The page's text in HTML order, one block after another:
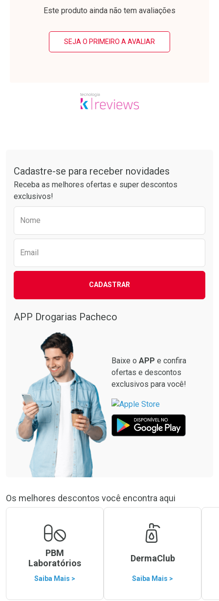
Laboratório
Por R$ 21,86/cada
Por Menos Laboratório
Por R$ 34,39/cada
Por Menos
Este produto ainda não tem avaliações
SEJA O PRIMEIRO A AVALIAR
Cadastre-se para receber novidades
Receba as melhores ofertas e super descontos
exclusivos!
Nome
Email
CADASTRAR
APP Drogarias Pacheco
Baixe o APP e confira
ofertas e descontos
exclusivos para você!
Os melhores descontos você encontra aqui
PBM
Laboratórios
Saiba Mais >
DermaClub
Saiba Mais >